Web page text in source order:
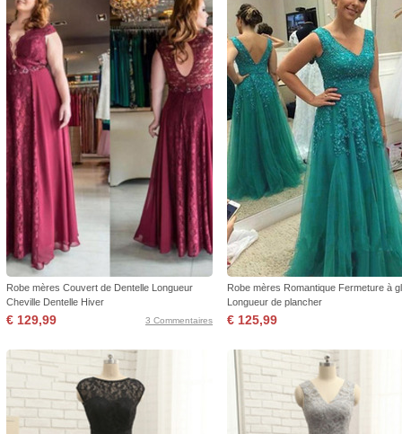
Robe mères Couvert de Dentelle Longueur
Cheville Dentelle Hiver
€ 129,99 3 Commentaires
Robe mères Romantique Fermeture à
Longueur de plancher
€ 125,99